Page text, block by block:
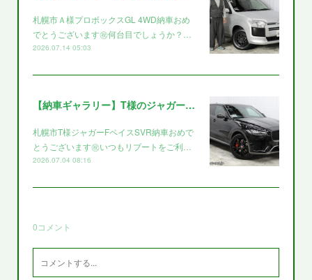
札幌市Ａ様プロボックスGL 4WD納車おめ
でとうございます㊗️何台目でしょうか？…
2026.07.14 05:03
【納車ギャラリー】T様のジャガー～～
札幌市T様ジャガーFペイスSVR納車おめで
とうございます㊗️いつもリブートをご利…
2026.07.04 08:16
0コメント